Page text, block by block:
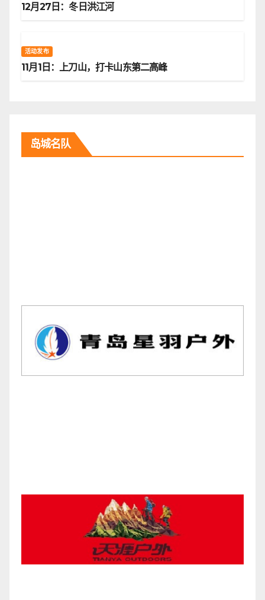
12月27日：冬日洪江河
活动发布
11月1日：上刀山，打卡山东第二高峰
岛城名队